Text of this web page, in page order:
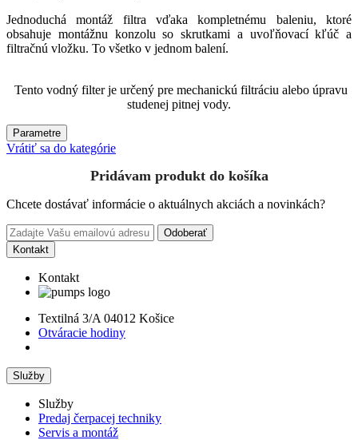
Jednoduchá montáž filtra vďaka kompletnému baleniu, ktoré
obsahuje montážnu konzolu so skrutkami a uvoľňovací kľúč a
filtračnú vložku. To všetko v jednom balení.
Tento vodný filter je určený pre mechanickú filtráciu alebo úpravu
studenej pitnej vody.
Parametre
Vrátiť sa do kategórie
Pridávam produkt do košíka
Chcete dostávať informácie o aktuálnych akciách a novinkách?
Odoberať
Kontakt
Kontakt
Textilná 3/A 04012 Košice
Otváracie hodiny
Služby
Služby
Predaj čerpacej techniky
Servis a montáž